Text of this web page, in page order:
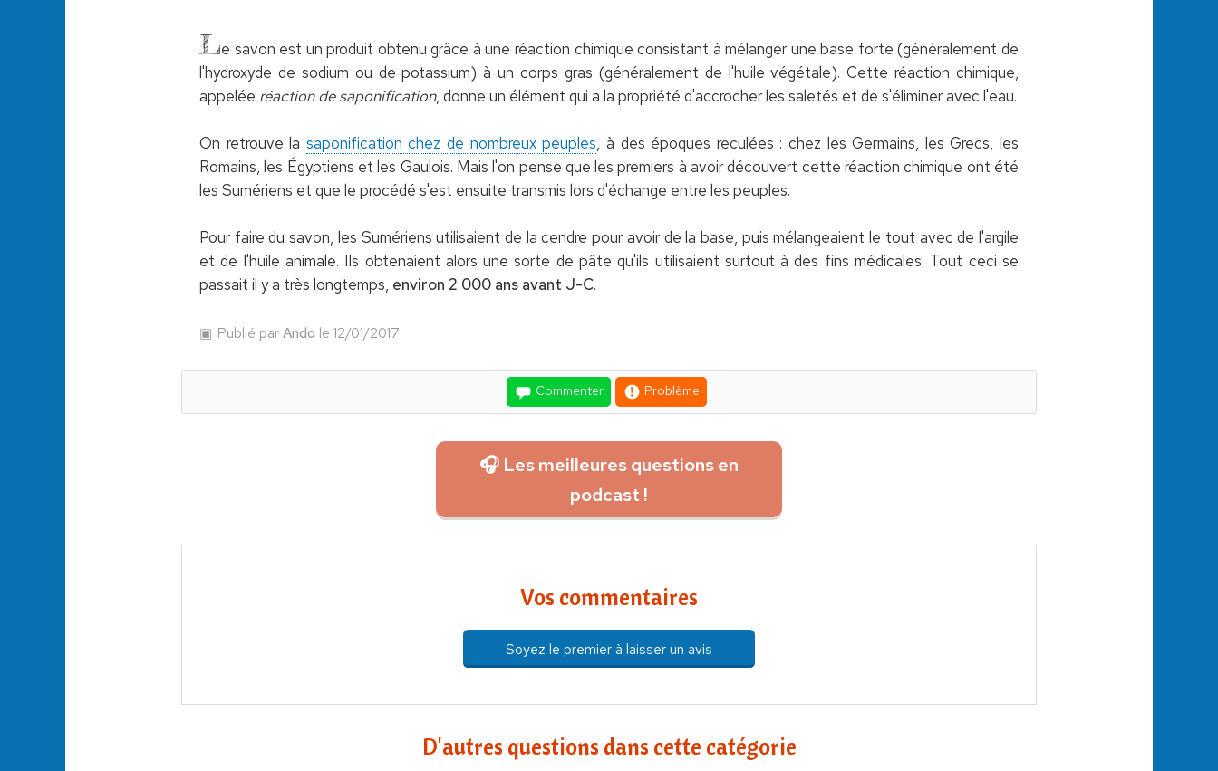
Le savon est un produit obtenu grâce à une réaction chimique consistant à mélanger une base forte (généralement de
l'hydroxyde de sodium ou de potassium) à un corps gras (généralement de l'huile végétale). Cette réaction chimique,
appelée réaction de saponification, donne un élément qui a la propriété d'accrocher les saletés et de s'éliminer avec l'eau.
On retrouve la saponification chez de nombreux peuples, à des époques reculées : chez les Germains, les Grecs, les
Romains, les Égyptiens et les Gaulois. Mais l'on pense que les premiers à avoir découvert cette réaction chimique ont été
les Sumériens et que le procédé s'est ensuite transmis lors d'échange entre les peuples.
Pour faire du savon, les Sumériens utilisaient de la cendre pour avoir de la base, puis mélangeaient le tout avec de l'argile
et de l'huile animale. Ils obtenaient alors une sorte de pâte qu'ils utilisaient surtout à des fins médicales. Tout ceci se
passait il y a très longtemps, environ 2 000 ans avant J-C.
Publié parAndo le 12/01/2017
Commenter Problème
🎧 Les meilleures questions en
podcast !
Vos commentaires
Soyez le premier à laisser un avis
D'autres questions dans cette catégorie